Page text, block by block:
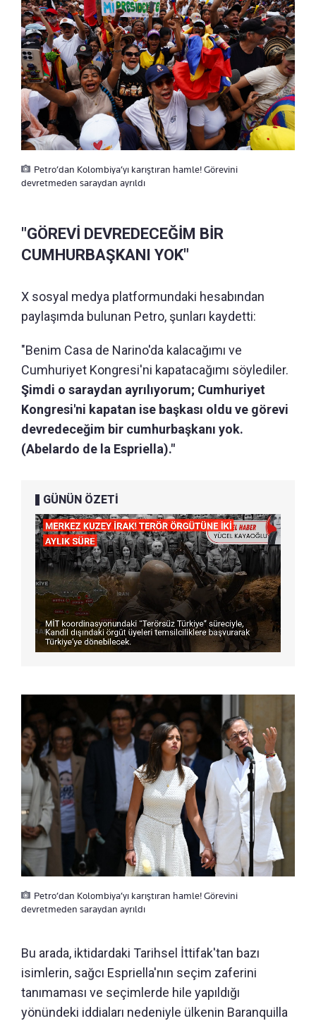
Petro’dan Kolombiya’yı karıştıran hamle! Görevini
devretmeden saraydan ayrıldı
"GÖREVİ DEVREDECEĞİM BİR
CUMHURBAŞKANI YOK"
X sosyal medya platformundaki hesabından
paylaşımda bulunan Petro, şunları kaydetti:
"Benim Casa de Narino'da kalacağımı ve
Cumhuriyet Kongresi'ni kapatacağımı söylediler.
Şimdi o saraydan ayrılıyorum; Cumhuriyet
Kongresi'ni kapatan ise başkası oldu ve görevi
devredeceğim bir cumhurbaşkanı yok.
(Abelardo de la Espriella)."
GÜNÜN ÖZETİ
Petro’dan Kolombiya’yı karıştıran hamle! Görevini
devretmeden saraydan ayrıldı
Bu arada, iktidardaki Tarihsel İttifak'tan bazı
isimlerin, sağcı Espriella'nın seçim zaferini
tanımaması ve seçimlerde hile yapıldığı
yönündeki iddiaları nedeniyle ülkenin Baranquilla